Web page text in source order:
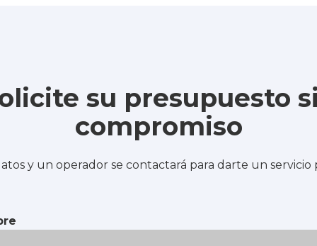
su presupuesto
compromiso
y un operador se contactará para darte un servicio